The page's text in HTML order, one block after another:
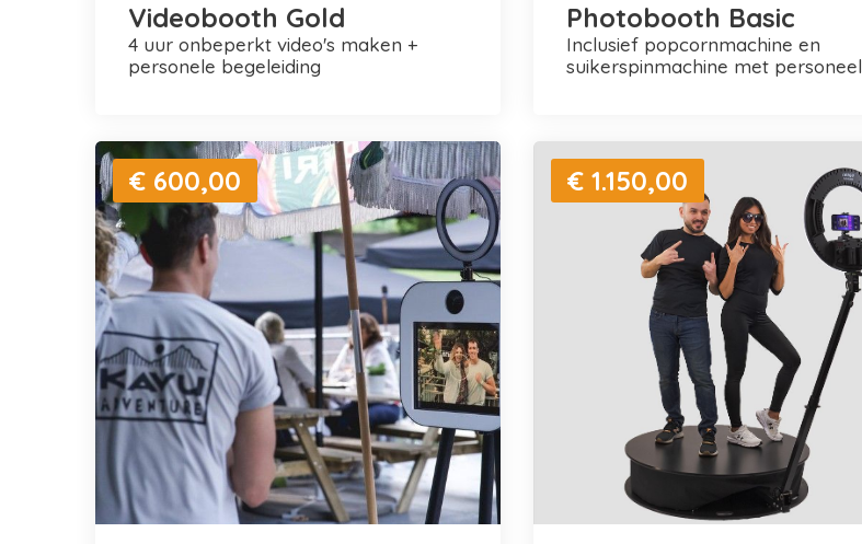
Videobooth Gold
4 uur onbeperkt video's maken +
personele begeleiding
Photobooth Basic
inclusief popcornmachine en
suikerspinmachine met personeel
€ 600,00 € 1.150,00